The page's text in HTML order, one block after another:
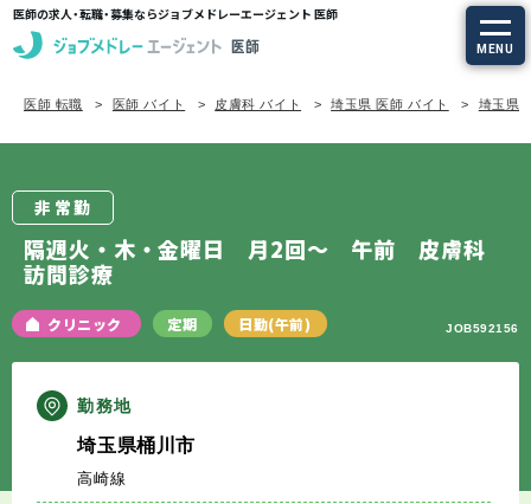
医師の求人・転職・募集ならジョブメドレーエージェント 医師
MENU
求人を探す
定期非常勤の求人
エージェントサービスTOP
サービスの流れ
医師 転職 医師 バイト 皮膚科 バイト 埼玉県 医師 バイト 埼玉県/
非常勤
隔週火・木・金曜日 月2回～ 午前 皮膚科
訪問診療
クリニック 定期 日勤(午前) JOB592156
勤務地
埼玉県桶川市
高崎線